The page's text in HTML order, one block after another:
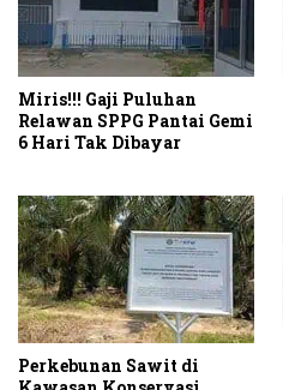
Miris!!! Gaji Puluhan
Relawan SPPG Pantai Gemi
6 Hari Tak Dibayar
Perkebunan Sawit di